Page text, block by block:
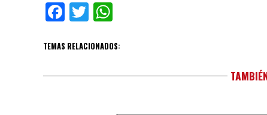
Facebook
Twitter
TEMAS RELACIONADOS: